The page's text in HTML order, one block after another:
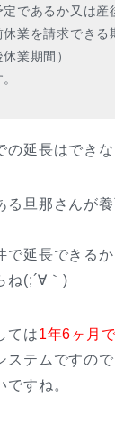
であるか又は産
業を請求できる
業期間）
の延長はできな
る旦那さんが
で延長できる
ね(;´∀｀)
ては1年6ヶ月
ステムですの
すね。